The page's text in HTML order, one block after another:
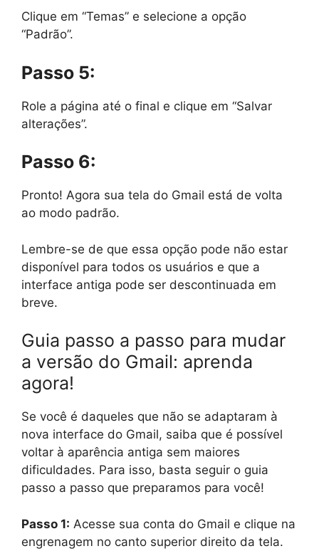
Clique em “Temas” e selecione a opção
“Padrão”.
Passo 5:
Role a página até o final e clique em “Salvar
alterações”.
Passo 6:
Pronto! Agora sua tela do Gmail está de volta
ao modo padrão.
Lembre-se de que essa opção pode não estar
disponível para todos os usuários e que a
interface antiga pode ser descontinuada em
breve.
Guia passo a passo para mudar
a versão do Gmail: aprenda
agora!
Se você é daqueles que não se adaptaram à
nova interface do Gmail, saiba que é possível
voltar à aparência antiga sem maiores
dificuldades. Para isso, basta seguir o guia
passo a passo que preparamos para você!
Passo 1: Acesse sua conta do Gmail e clique na
engrenagem no canto superior direito da tela.